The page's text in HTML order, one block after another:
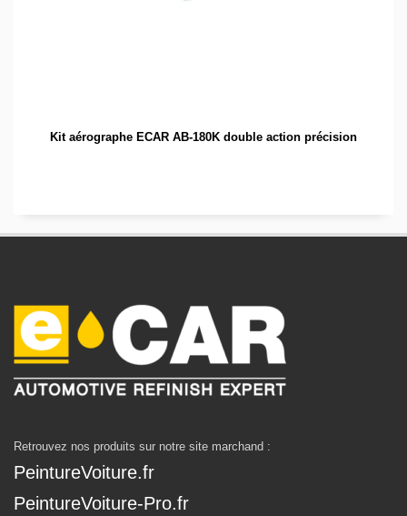
Kit aérographe ECAR AB-180K double action précision
Retrouvez nos produits sur notre site marchand :
PeintureVoiture.fr
PeintureVoiture-Pro.fr